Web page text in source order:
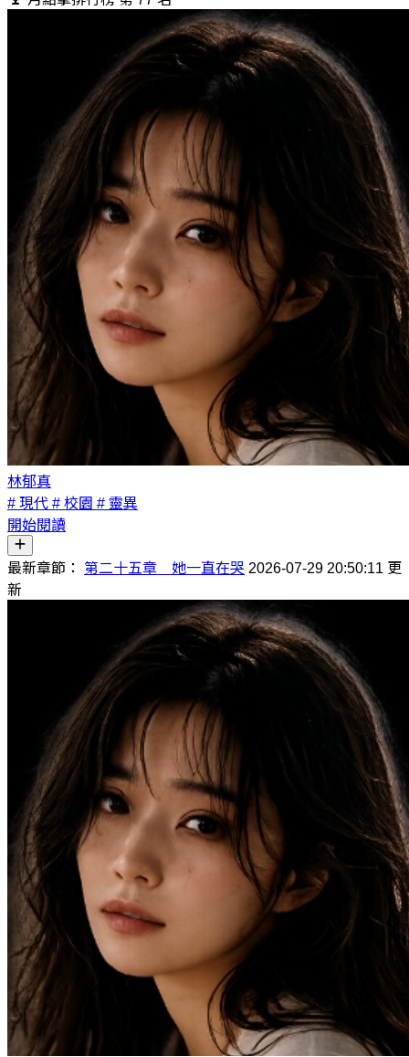
林郁真
# 現代 # 校園 # 靈異
開始閱讀
最新章節： 第二十五章 她一直在哭 2026-07-29 20:50:11 更
新